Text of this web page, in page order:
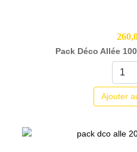
Pack Déco Allée
Ajouter